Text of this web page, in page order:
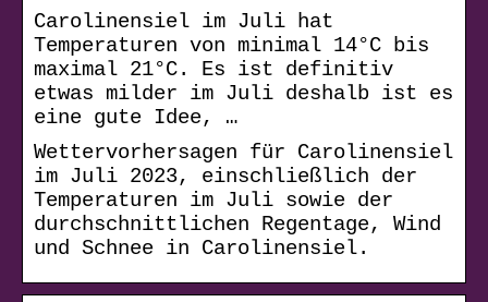
Carolinensiel im Juli hat
Temperaturen von minimal 14°C bis
maximal 21°C. Es ist definitiv
etwas milder im Juli deshalb ist es
eine gute Idee, …
Wettervorhersagen für Carolinensiel
im Juli 2023, einschließlich der
Temperaturen im Juli sowie der
durchschnittlichen Regentage, Wind
und Schnee in Carolinensiel.